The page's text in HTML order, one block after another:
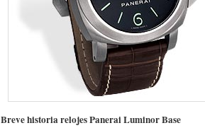
Breve historia relojes Panerai Luminor Base